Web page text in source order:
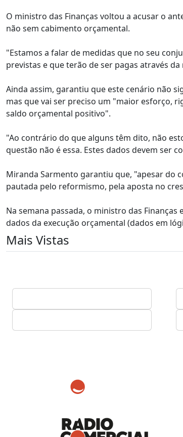
O ministro das Finanças voltou a acusar o
não sem cabimento orçamental.
"Estamos a falar de medidas que no seu
previstas e que terão de ser pagas através
Ainda assim, garantiu que este cenário não
mas que vai ser preciso um "maior esforço,
saldo orçamental positivo".
"Ao contrário do que alguns têm dito, não
questão não é essa. Estes dados devem ser
Miranda Sarmento garantiu que, "apesar do
pautada pelo reformismo, pela aposta no
Na semana passada, o ministro das
dados da execução orçamental (dados em
Mais Vistas